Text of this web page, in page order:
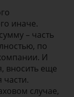
иначе.
– часть
по
И
вносить еще
случае,